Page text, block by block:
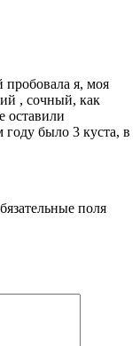
я, моя
, сочный, как
оставили
было 3 куста, в
поля